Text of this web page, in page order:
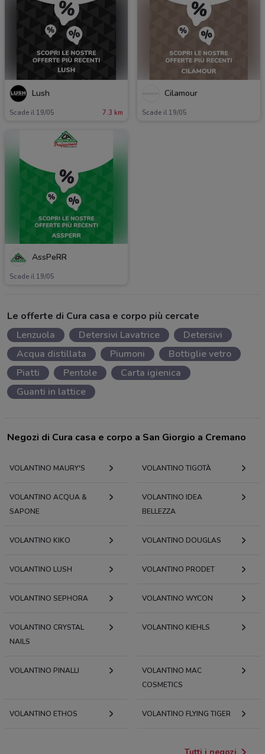
Lush
Scade il 19/05 7.3 km
Cilamour
Scade il 19/05
AssPeRR
Scade il 19/05
Le offerte di Cura casa e corpo più cercate
Lenzuola
Detersivi Lavatrice
Detersivi
Acqua distillata
Piumoni
Bottiglie vetro
Piatti
Pentole
Carta igienica
Guanti in lattice
Negozi di Cura casa e corpo a San Giorgio a Cremano
VOLANTINO MAURY'S VOLANTINO TIGOTÀ
VOLANTINO ACQUA &
SAPONE
VOLANTINO IDEA
BELLEZZA
VOLANTINO KIKO VOLANTINO DOUGLAS
VOLANTINO LUSH VOLANTINO PRODET
VOLANTINO SEPHORA VOLANTINO WYCON
VOLANTINO CRYSTAL
NAILS
VOLANTINO KIEHLS
VOLANTINO PINALLI
VOLANTINO MAC
COSMETICS
VOLANTINO ETHOS VOLANTINO FLYING TIGER